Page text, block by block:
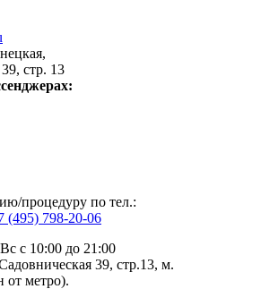
стр. 13
процедуру по тел.:
(495) 798-20-06
с 10:00 до 21:00
39, стр.13, м.
от метро).